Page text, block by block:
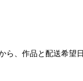
ら、作品と配送希望